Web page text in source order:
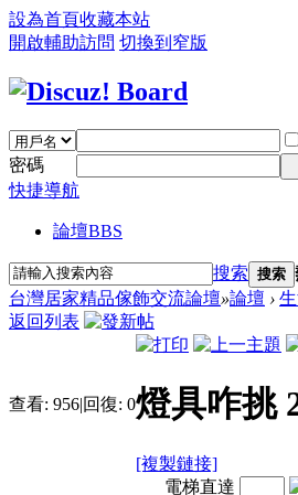
設為首頁收藏本站
開啟輔助訪問 切換到窄版
密碼
快捷導航
論壇BBS
搜索 搜索
台灣居家精品傢飾交流論壇»論壇 ›
返回列表
查看: 956|回復: 0燈具咋挑
[複製鏈接]
電梯直達